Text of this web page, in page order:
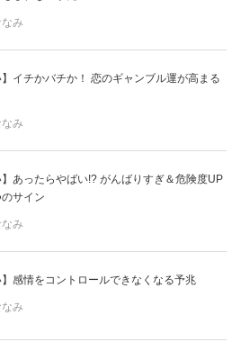
み
】イチかバチか！ 恋のギャンブル運が高まる
み
】あったらやばい!? がんばりすぎ＆危険度UP
サイン
み
】感情をコントロールできなくなる予兆
み